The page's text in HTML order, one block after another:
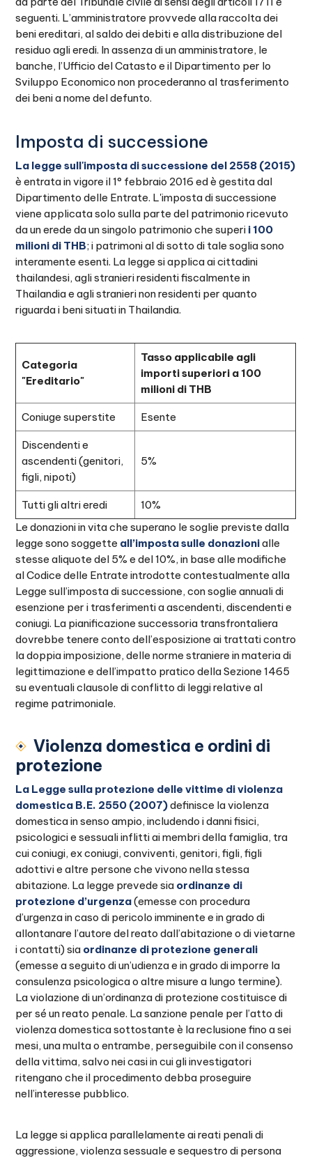
seguenti. L’amministratore provvede alla raccolta dei
beni ereditari, al saldo dei debiti e alla distribuzione del
residuo agli eredi. In assenza di un amministratore, le
banche, l’Ufficio del Catasto e il Dipartimento per lo
Sviluppo Economico non procederanno al trasferimento
dei beni a nome del defunto.
Imposta di successione
La legge sull'imposta di successione del 2558 (2015)
è entrata in vigore il 1° febbraio 2016 ed è gestita dal
Dipartimento delle Entrate. L'imposta di successione
viene applicata solo sulla parte del patrimonio ricevuto
da un erede da un singolo patrimonio che superi i 100
milioni di THB; i patrimoni al di sotto di tale soglia sono
interamente esenti. La legge si applica ai cittadini
thailandesi, agli stranieri residenti fiscalmente in
Thailandia e agli stranieri non residenti per quanto
riguarda i beni situati in Thailandia.
Categoria
"Ereditario"
Tasso applicabile agli
importi superiori a 100
milioni di THB
Coniuge superstite Esente
Discendenti e
ascendenti (genitori,
figli, nipoti)
5%
Tutti gli altri eredi
10%
Le donazioni in vita che superano le soglie previste dalla
legge sono soggette all’imposta sulle donazionialle
stesse aliquote del 5% e del 10%, in base alle modifiche
al Codice delle Entrate introdotte contestualmente alla
Legge sull’imposta di successione, con soglie annuali di
esenzione per i trasferimenti a ascendenti, discendenti e
coniugi. La pianificazione successoria transfrontaliera
dovrebbe tenere conto dell’esposizione ai trattati contro
la doppia imposizione, delle norme straniere in materia di
legittimazione e dell’impatto pratico della Sezione 1465
su eventuali clausole di conflitto di leggi relative al
regime patrimoniale.
Violenza domestica e ordini di
protezione
La Legge sulla protezione delle vittime di violenza
domestica B.E. 2550 (2007)definisce la violenza
domestica in senso ampio, includendo i danni fisici,
psicologici e sessuali inflitti ai membri della famiglia, tra
cui coniugi, ex coniugi, conviventi, genitori, figli, figli
adottivi e altre persone che vivono nella stessa
abitazione. La legge prevede sia ordinanze di
protezione d’urgenza(emesse con procedura
d’urgenza in caso di pericolo imminente e in grado di
allontanare l’autore del reato dall’abitazione o di vietarne
i contatti) sia ordinanze di protezione generali
(emesse a seguito di un’udienza e in grado di imporre la
consulenza psicologica o altre misure a lungo termine).
La violazione di un’ordinanza di protezione costituisce di
per sé un reato penale. La sanzione penale per l’atto di
violenza domestica sottostante è la reclusione fino a sei
mesi, una multa o entrambe, perseguibile con il consenso
della vittima, salvo nei casi in cui gli investigatori
ritengano che il procedimento debba proseguire
nell’interesse pubblico.
La legge si applica parallelamente ai reati penali di
aggressione, violenza sessuale e sequestro di persona